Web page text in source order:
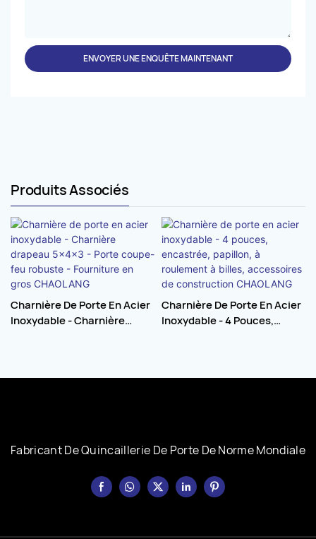
ENVOYER UNE ENQUÊTE MAINTENANT
Produits Associés
Charnière De Porte En Acier
Inoxydable - Charnière
CHAOLANG
Charnière De Porte En Acier
Inoxydable - 4 Pouces,
Construction CHAOLANG
Fabricant De Quincaillerie De Porte De Norme Mondiale